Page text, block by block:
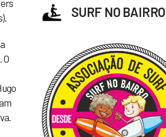
O
SURF NO BAIRRO